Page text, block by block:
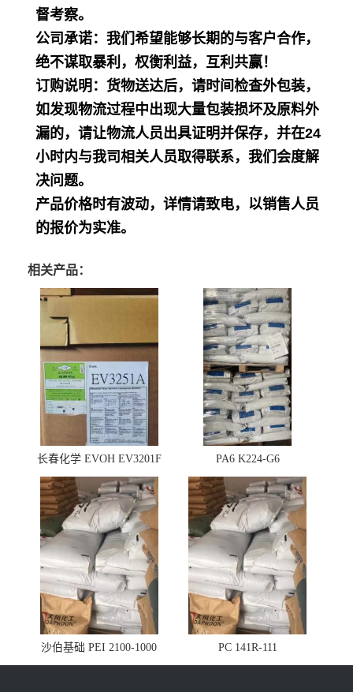
督考察。
公司承诺：我们希望能够长期的与客户合作，
绝不谋取暴利，权衡利益，互利共赢！
订购说明：货物送达后，请时间检查外包装，
如发现物流过程中出现大量包装损坏及原料外
漏的，请让物流人员出具证明并保存，并在24
小时内与我司相关人员取得联系，我们会度解
决问题。
产品价格时有波动，详情请致电，以销售人员
的报价为实准。
相关产品：
长春化学 EVOH EV3201F PA6 K224-G6
沙伯基础 PEI 2100-1000 PC 141R-111